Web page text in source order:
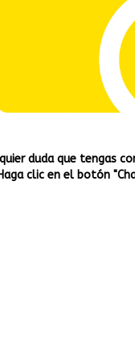
duda que tengas
clic en el botón